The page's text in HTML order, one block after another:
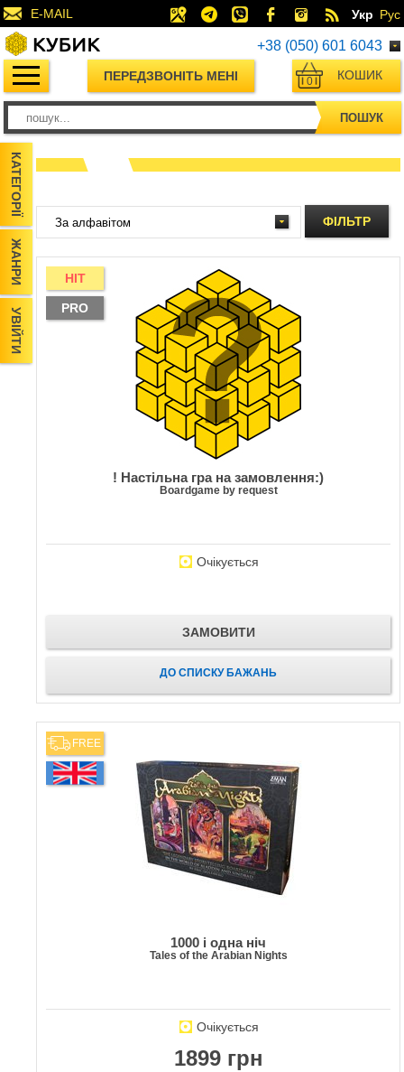
E-MAIL Укр Рус
+38 (050) 601 6043
ПЕРЕДЗВОНІТЬ МЕНІ КОШИК
0
ПОШУК
КАТЕГОРІЇ
ЖАНРИ
УВІЙТИ
ФІЛЬТР
HIT
PRO
! Настільна гра на замовлення:)
Boardgame by request
Очікується
ЗАМОВИТИ
ДО СПИСКУ БАЖАНЬ
FREE
1000 і одна ніч
Tales of the Arabian Nights
Очікується
1899 грн